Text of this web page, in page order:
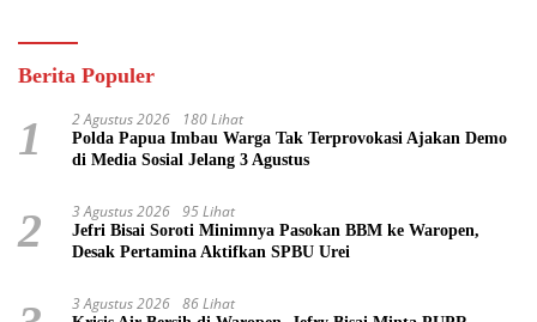
Berita Populer
1 2 Agustus 2026 180 Lihat
Polda Papua Imbau Warga Tak Terprovokasi Ajakan Demo
di Media Sosial Jelang 3 Agustus
2 3 Agustus 2026 95 Lihat
Jefri Bisai Soroti Minimnya Pasokan BBM ke Waropen,
Desak Pertamina Aktifkan SPBU Urei
3 Agustus 2026 86 Lihat